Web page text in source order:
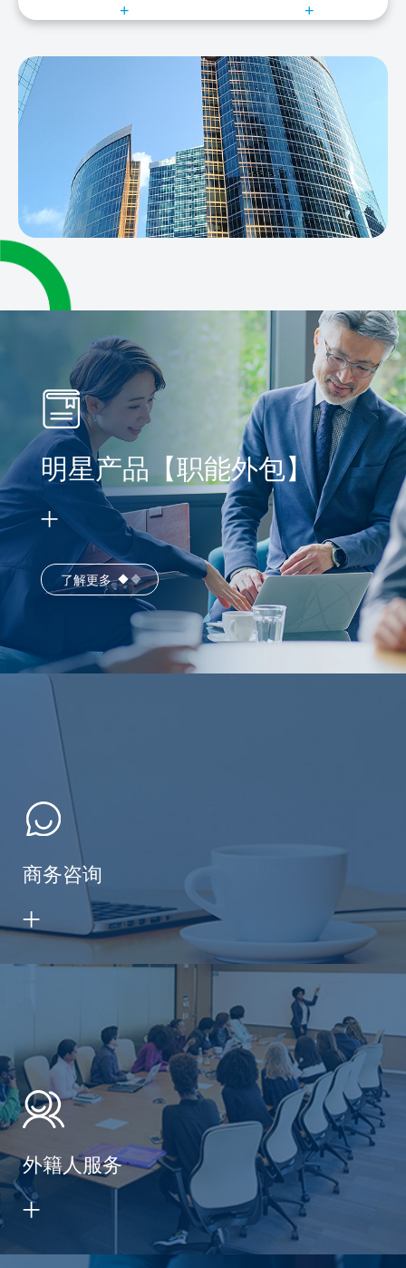
+ +
明星产品【职能外包】
了解更多
商务咨询
外籍人服务